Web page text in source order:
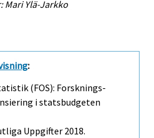
Mari Ylä-Jarkko
:
(FOS): Forsknings-
i statsbudgeten
Uppgifter 2018.